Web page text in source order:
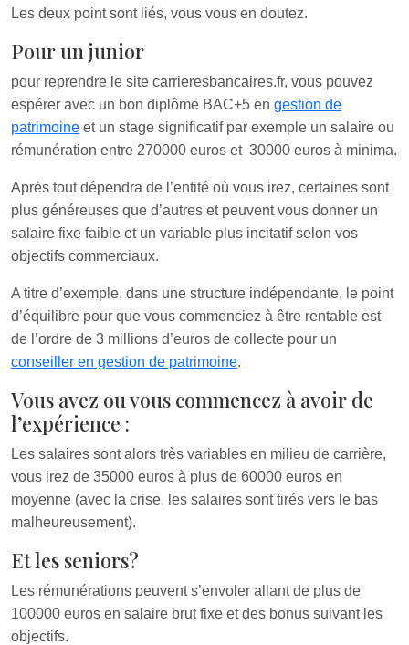
Les deux point sont liés, vous vous en doutez.
Pour un junior
pour reprendre le site carrieresbancaires.fr, vous pouvez
espérer avec un bon diplôme BAC+5 en gestion de
patrimoine et un stage significatif par exemple un salaire ou
rémunération entre 270000 euros et 30000 euros à minima.
Après tout dépendra de l’entité où vous irez, certaines sont
plus généreuses que d’autres et peuvent vous donner un
salaire fixe faible et un variable plus incitatif selon vos
objectifs commerciaux.
A titre d’exemple, dans une structure indépendante, le point
d’équilibre pour que vous commenciez à être rentable est
de l’ordre de 3 millions d’euros de collecte pour un
conseiller en gestion de patrimoine.
Vous avez ou vous commencez à avoir de
l’expérience :
Les salaires sont alors très variables en milieu de carrière,
vous irez de 35000 euros à plus de 60000 euros en
moyenne (avec la crise, les salaires sont tirés vers le bas
malheureusement).
Et les seniors?
Les rémunérations peuvent s’envoler allant de plus de
100000 euros en salaire brut fixe et des bonus suivant les
objectifs.